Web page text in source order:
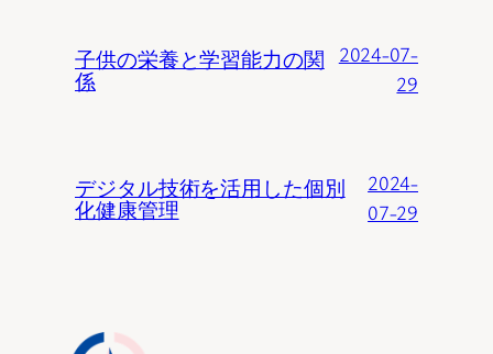
子供の栄養と学習能力の関
係
2024-07-
29
デジタル技術を活用した個別
化健康管理
2024-
07-29